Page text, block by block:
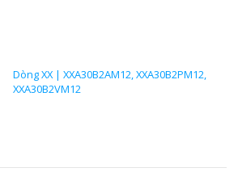
Dòng XX | XXA30B2AM12, XXA30B2PM12,
XXA30B2VM12